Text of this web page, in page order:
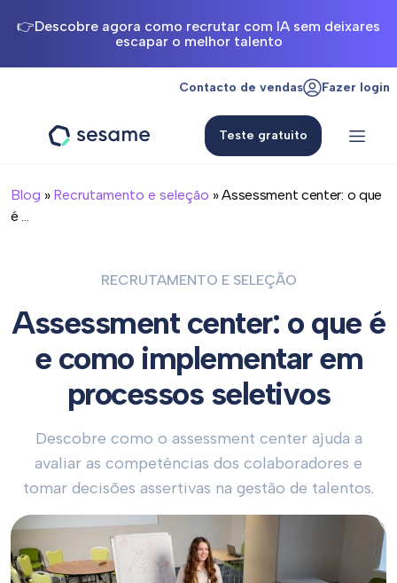
👉Descobre agora como recrutar com IA sem deixares
escapar o melhor talento
Contacto de vendas Fazer login
Teste gratuito
Blog » Recrutamento e seleção » Assessment center: o que
é ...
RECRUTAMENTO E SELEÇÃO
Assessment center: o que é
e como implementar em
processos seletivos
Descobre como o assessment center ajuda a
avaliar as competências dos colaboradores e
tomar decisões assertivas na gestão de talentos.